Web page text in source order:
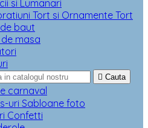
si Lumanari
Tort si Ornamente Tort
baut
masa
 Cauta
carnaval
uri Sabloane foto
Confetti